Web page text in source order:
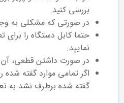
بررسی کنید.
در صورتی که مشکلی به
حتما کابل دستگاه را برای
نمایید.
در صورت داشتن قطعی، آن
اگر تمامی موارد گفته
گفته شده برطرف نشد به